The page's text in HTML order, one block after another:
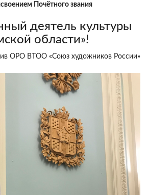
Почётного звания
деятель культуры
области»!
ОРО ВТОО «Союз художников России»